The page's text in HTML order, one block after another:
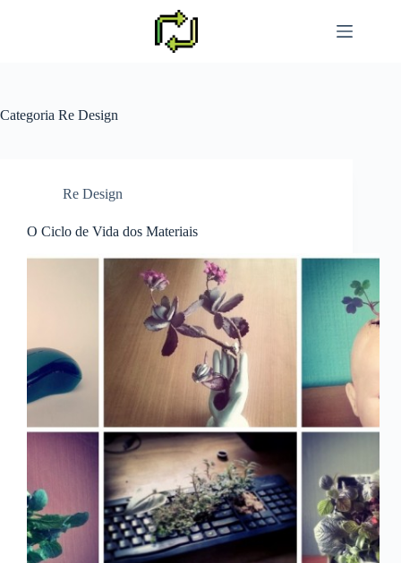
Categoria Re Design
Re Design
O Ciclo de Vida dos Materiais